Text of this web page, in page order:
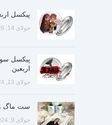
پیکسل
جولای 14, 2026
پیکسل
اربعین
جولای 13, 2024
ست ماگ و
جولای 9, 2024